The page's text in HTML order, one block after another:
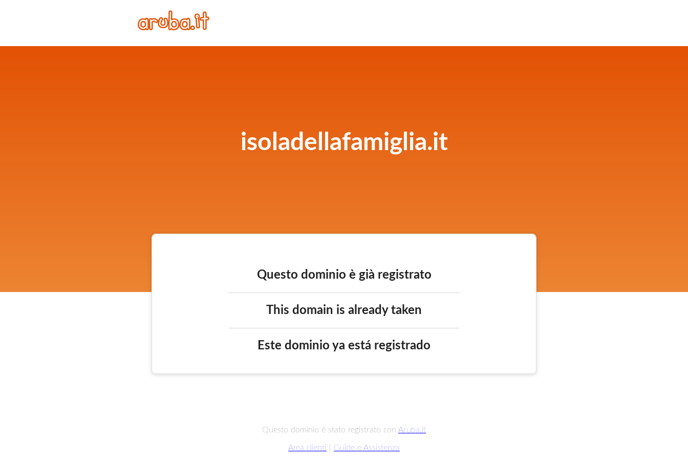
isoladellafamiglia.it
Questo dominio è già registrato
This domain is already taken
Este dominio ya está registrado
Questo dominio è stato registrato con Aruba.it
Area clienti Guide e Assistenza